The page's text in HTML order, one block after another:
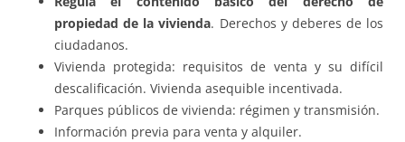
propiedad de la vivienda. Derechos y deberes de los
ciudadanos.
Vivienda protegida: requisitos de venta y su difícil
descalificación. Vivienda asequible incentivada.
Parques públicos de vivienda: régimen y transmisión.
Información previa para venta y alquiler.